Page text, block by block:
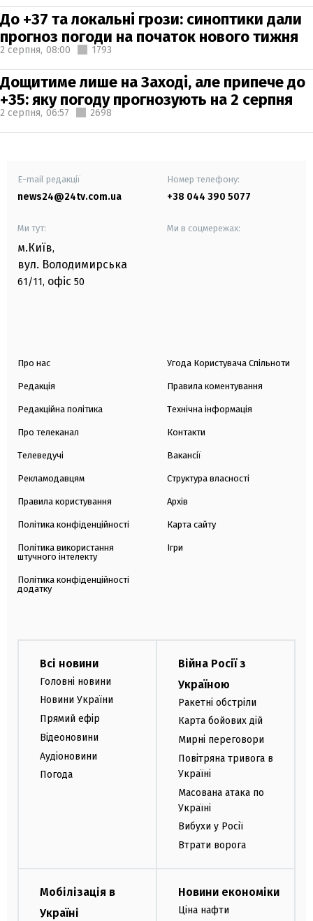
До +37 та локальні грози: синоптики дали
прогноз погоди на початок нового тижня
2 серпня, 08:00 1793
Дощитиме лише на Заході, але припече до
+35: яку погоду прогнозують на 2 серпня
2 серпня, 06:57 2698
E-mail редакції
news24@24tv.com.ua
Номер телефону:
+38 044 390 5077
Ми тут:
м.Київ,
вул. Володимирська
61/11, офіс 50
Ми в соцмережах:
Про нас
Редакція
Редакційна політика
Про телеканал
Телеведучі
Рекламодавцям
Правила користування
Політика конфіденційності
Політика використання
штучного інтелекту
Політика конфіденційності
додатку
Угода Користувача Спільноти
Правила коментування
Технічна інформація
Контакти
Вакансії
Структура власності
Архів
Карта сайту
Ігри
Всі новини
Головні новини
Новини України
Прямий ефір
Відеоновини
Аудіоновини
Погода
Війна Росії з
Україною
Ракетні обстріли
Карта бойових дій
Мирні переговори
Повітряна тривога в
Україні
Масована атака по
Україні
Вибухи у Росії
Втрати ворога
Мобілізація в
Україні
Новини економіки
Ціна нафти